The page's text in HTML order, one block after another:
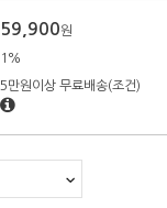
59,900원
1%
5만원이상 무료배송(조건)